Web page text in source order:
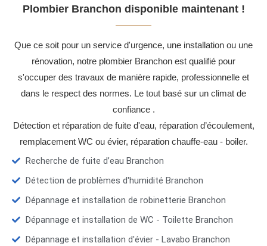
Plombier Branchon disponible maintenant !
Que ce soit pour un service d'urgence, une installation ou une
rénovation, notre plombier Branchon est qualifié pour
s'occuper des travaux de manière rapide, professionnelle et
dans le respect des normes. Le tout basé sur un climat de
confiance .
Détection et réparation de fuite d'eau, réparation d’écoulement,
remplacement WC ou évier, réparation chauffe-eau - boiler.
Recherche de fuite d’eau Branchon
Détection de problèmes d'humidité Branchon
Dépannage et installation de robinetterie Branchon
Dépannage et installation de WC - Toilette Branchon
Dépannage et installation d'évier - Lavabo Branchon